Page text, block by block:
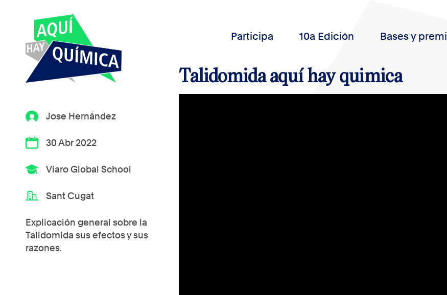
Participa 10a Edición Bases y
Jose Hernández
30 Abr 2022
Viaro Global School
Sant Cugat
Explicación general sobre la
Talidomida sus efectos y sus
razones.
Talidomida aquí hay quimica